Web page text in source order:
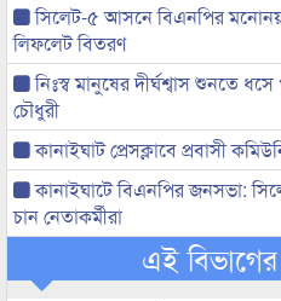
সিলেট-৫ আসনে বিএনপির
লিফলেট বিতরণ
নিঃস্ব মানুষের দীর্ঘশ্বাস শুনতে
চৌধুরী
কানাইঘাট প্রেসক্লাবে প্রবাসী
কানাইঘাটে বিএনপির জনসভা:
চান নেতাকর্মীরা
এই